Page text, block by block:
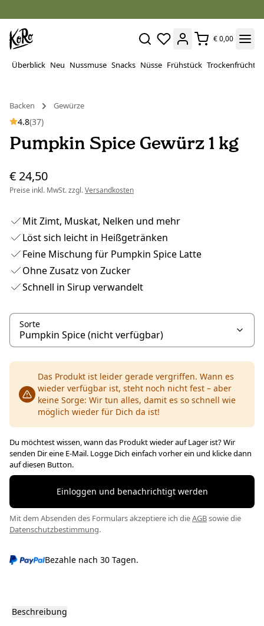
€ 0,00
Überblick Neu Nussmuse Snacks Nüsse Frühstück Trockenfrüchte
Backen
Gewürze
4.8(37)
Pumpkin Spice Gewürz 1 kg
€ 24,50
Preise inkl. MwSt. zzgl.Versandkosten
Mit Zimt, Muskat, Nelken und mehr
Löst sich leicht in Heißgetränken
Feine Mischung für Pumpkin Spice Latte
Ohne Zusatz von Zucker
Schnell in Sirup verwandelt
Sorte
Das Produkt ist leider gerade vergriffen. Wann es
wieder verfügbar ist, steht noch nicht fest – aber
keine Sorge: Wir tun alles, damit es so schnell wie
möglich wieder für Dich da ist!
Du möchtest wissen, wann das Produkt wieder auf Lager ist? Wir
senden Dir eine E-Mail. Logge Dich einfach vorher ein und klicke dann
auf diesen Button.
Einloggen und benachrichtigt werden
Mit dem Absenden des Formulars akzeptiere ich dieAGBsowie die
Datenschutzbestimmung.
Bezahle nach 30 Tagen.
Beschreibung